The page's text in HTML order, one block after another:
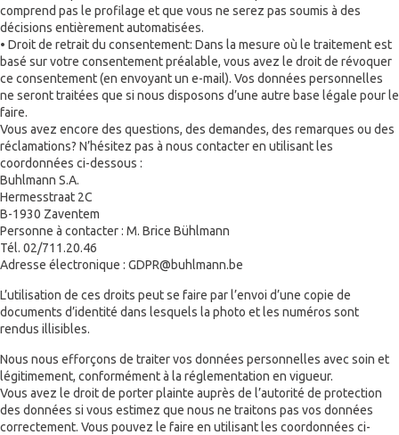
comprend pas le profilage et que vous ne serez pas soumis à des
décisions entièrement automatisées.
• Droit de retrait du consentement: Dans la mesure où le traitement est
basé sur votre consentement préalable, vous avez le droit de révoquer
ce consentement (en envoyant un e-mail). Vos données personnelles
ne seront traitées que si nous disposons d’une autre base légale pour le
faire.
Vous avez encore des questions, des demandes, des remarques ou des
réclamations? N’hésitez pas à nous contacter en utilisant les
coordonnées ci-dessous :
Buhlmann S.A.
Hermesstraat 2C
B-1930 Zaventem
Personne à contacter : M. Brice Bühlmann
Tél. 02/711.20.46
Adresse électronique : GDPR@buhlmann.be
L’utilisation de ces droits peut se faire par l’envoi d’une copie de
documents d’identité dans lesquels la photo et les numéros sont
rendus illisibles.
Nous nous efforçons de traiter vos données personnelles avec soin et
légitimement, conformément à la réglementation en vigueur.
Vous avez le droit de porter plainte auprès de l’autorité de protection
des données si vous estimez que nous ne traitons pas vos données
correctement. Vous pouvez le faire en utilisant les coordonnées ci-